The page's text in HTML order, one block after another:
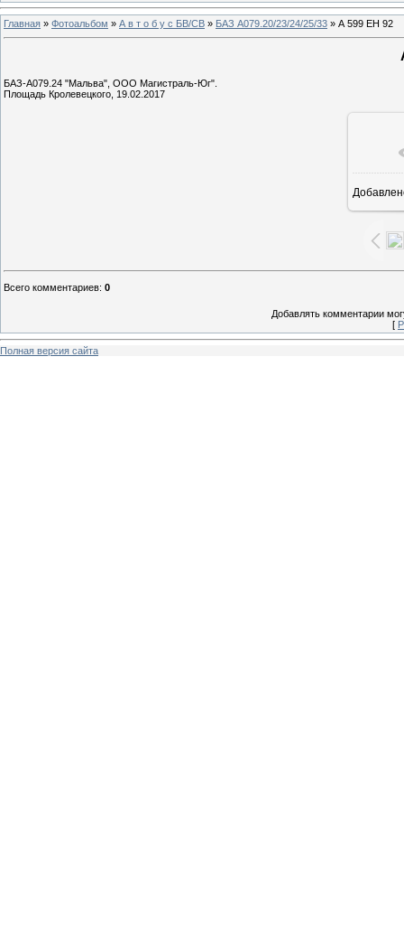
Главная » Фотоальбом » А в т о б у с БВ/СВ » БАЗ А079.20/23/24/25/33 » А 599 ЕН 92
БАЗ-А079.24 "Мальва", ООО Магистраль-Юг".
Площадь Кролевецкого, 19.02.2017
Всего комментариев: 0
Добавлять комментарии
[
Полная версия сайта